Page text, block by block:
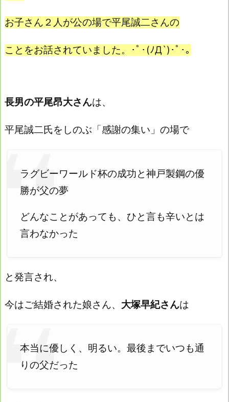
お子さん２人が公の場で平尾誠二さんの
ことをお話されていました。 ･ﾟ･(ﾉД`)･ﾟ･｡
長男の平尾昂大さんは、
平尾誠二氏をしのぶ「感謝の集い」の場で
ラグビーワールド杯の成功と神戸製鋼の優
勝が父の夢
どんなことがあっても、ひと言も辛いとは
言わなかった
と発言され、
今はご結婚された娘さん、 大塚早紀さんは
本当に優しく、明るい。最後までいつも通
りの父だった